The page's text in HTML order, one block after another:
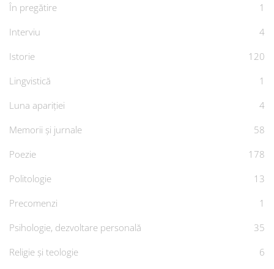
În pregătire
1
Interviu
4
Istorie
120
Lingvistică
1
Luna apariției
4
Memorii și jurnale
58
Poezie
178
Politologie
13
Precomenzi
1
Psihologie, dezvoltare personală
35
Religie și teologie
6